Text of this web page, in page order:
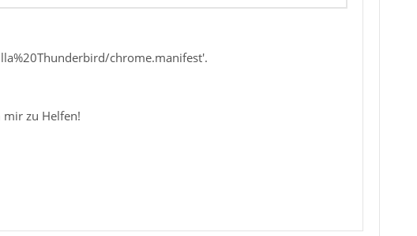
chrome.manifest'.
zu Helfen!